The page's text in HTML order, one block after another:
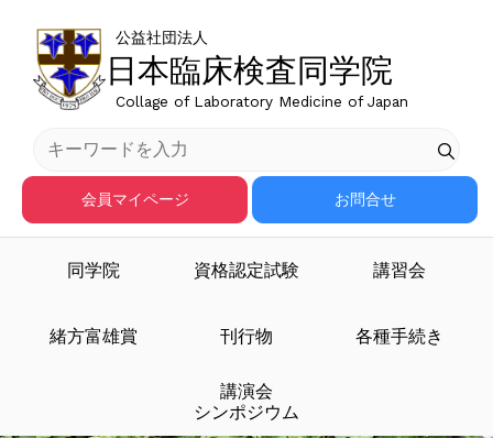
日本臨床検査同学院
公益社団法人
Collage of Laboratory Medicine of Japan
会員マイページ お問合せ
同学院 資格認定試験 講習会
緒方富雄賞 刊行物 各種手続き
講演会
シンポジウム